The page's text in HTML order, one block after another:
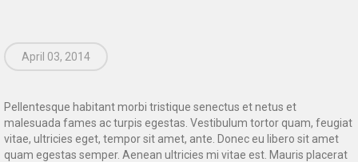
April 03, 2014
Pellentesque habitant morbi tristique senectus et netus et
malesuada fames ac turpis egestas. Vestibulum tortor quam, feugiat
vitae, ultricies eget, tempor sit amet, ante. Donec eu libero sit amet
quam egestas semper. Aenean ultricies mi vitae est. Mauris placerat